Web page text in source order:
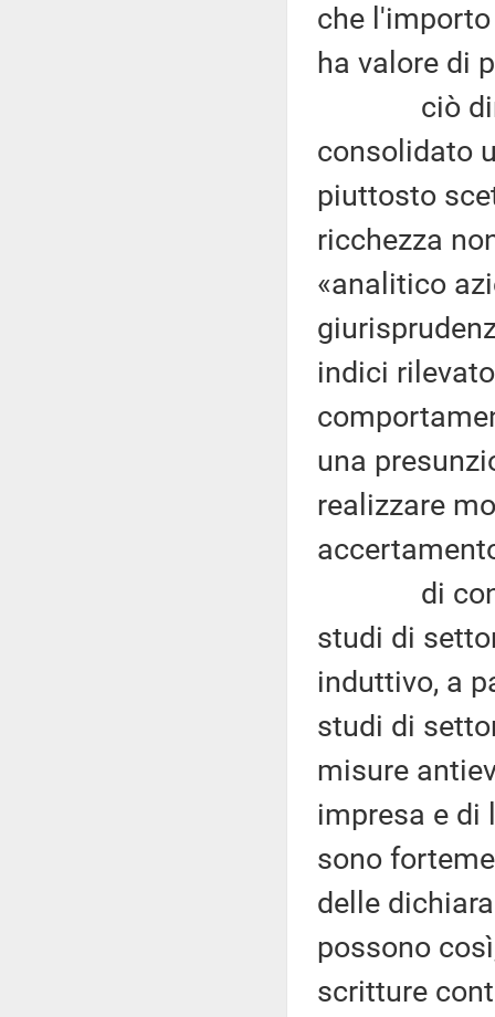
che
ha valore di
ciò
consolidato
piuttosto
ricchezza
«analitico
indici
una
realizzare
di contro
studi di
induttivo, a
studi di
misure
impresa e di
sono
delle
possono
scritture